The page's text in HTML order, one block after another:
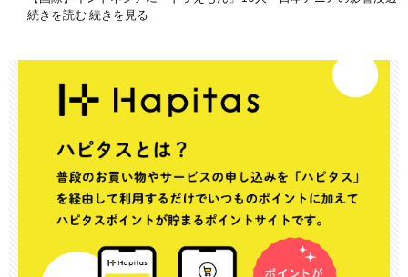
続きを読む 続きを見る